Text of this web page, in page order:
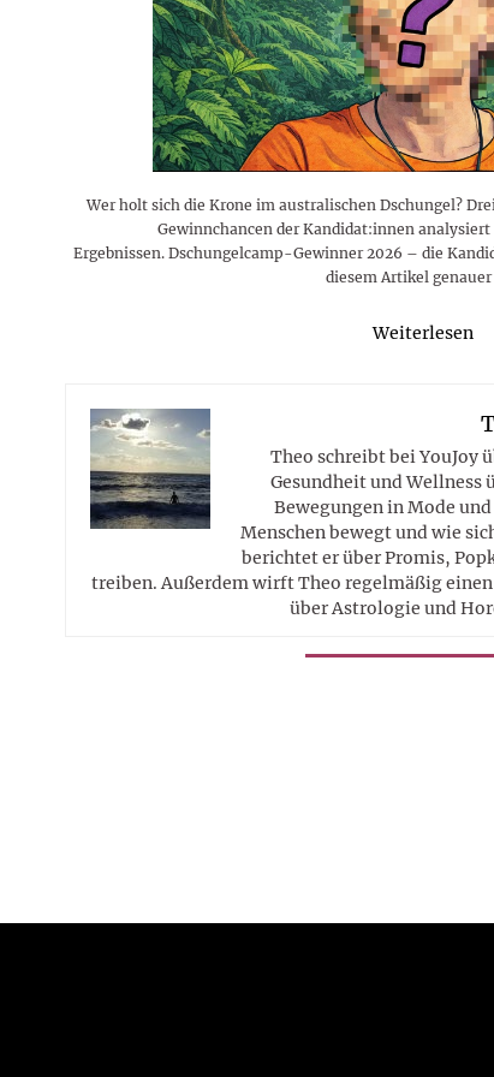
Stars 2026
MORE
MORE
dahintersteckt und was bei
Plattformen zu beachten ist
MORE
MORE
Sternzeichen
MORE
Jahre
MORE
Wer holt sich die Krone im australischen Dschungel?
Gewinnchancen der Kandidat:innen
Ergebnissen. Dschungelcamp-Gewinner 2026 – die
diesem Artikel genauer
Weiterlesen
Theo schreibt bei YouJoy
Gesundheit und Wellness
Bewegungen in Mode
Menschen bewegt und wie
berichtet er über Promis,
treiben. Außerdem wirft Theo regelmäßig
über Astrologie und